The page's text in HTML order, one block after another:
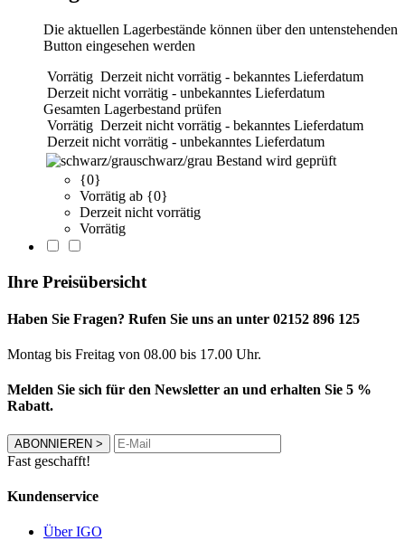
Die aktuellen Lagerbestände können über den untenstehenden
Button eingesehen werden
Vorrätig Derzeit nicht vorrätig - bekanntes Lieferdatum
Derzeit nicht vorrätig - unbekanntes Lieferdatum
Gesamten Lagerbestand prüfen
Vorrätig Derzeit nicht vorrätig - bekanntes Lieferdatum
Derzeit nicht vorrätig - unbekanntes Lieferdatum
schwarz/grau Bestand wird geprüft
{0}
Vorrätig ab {0}
Derzeit nicht vorrätig
Vorrätig
Ihre Preisübersicht
Haben Sie Fragen? Rufen Sie uns an unter 02152 896 125
Montag bis Freitag von 08.00 bis 17.00 Uhr.
Melden Sie sich für den Newsletter an und erhalten Sie 5 %
Rabatt.
ABONNIEREN >
Fast geschafft!
Kundenservice
Über IGO